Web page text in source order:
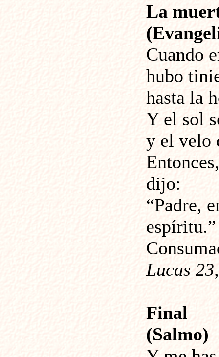
La
Cuando
hubo
hasta la
Y el sol
y el velo
dijo:
“Padre,
espíritu.”
Lucas
Final
(Salmo)